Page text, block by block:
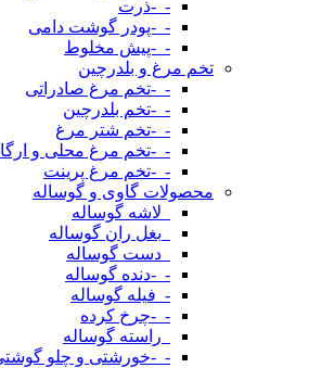
-_-ذرت
-_-پودر گوشت دامی
-_-پیش مخلوط
تخم مرغ و بلدرچین
-_-تخم مرغ صادراتی
-_-تخم بلدرچین
-_-تخم شتر مرغ
-_-تخم مرغ محلی و
-_-تخم مرغ پرینت
محصولات گاوی و گوساله
_لاشه گوساله
_بغل ران گوساله
_دست گوساله
-_-دنده گوساله
-_فیله گوساله
-_-چرخ کرده
_راسته گوساله
-_-خورشتی و چلو